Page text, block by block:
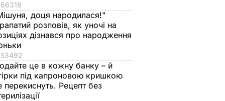
пух,
Три важливі кроки – і
ваш салат із буряку
буде неймовірним
66318
доця народилася!"
розповів, як уночі на
дізнався про народження
53492
це в кожну банку – й
під капроновою кришкою
перекиснуть. Рецепт без